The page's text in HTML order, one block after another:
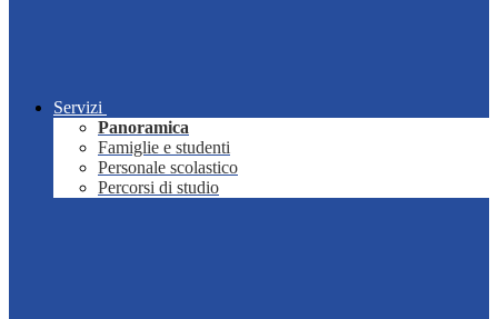
Servizi
Panoramica
Famiglie e studenti
Personale scolastico
Percorsi di studio